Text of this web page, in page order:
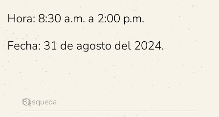
Hora: 8:30 a.m. a 2:00 p.m.
Fecha: 31 de agosto del 2024.